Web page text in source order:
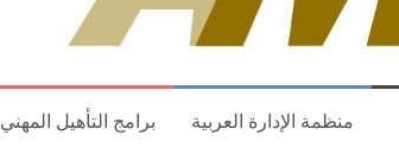
برامج التأهيل المهني منظمة الإدارة العربية